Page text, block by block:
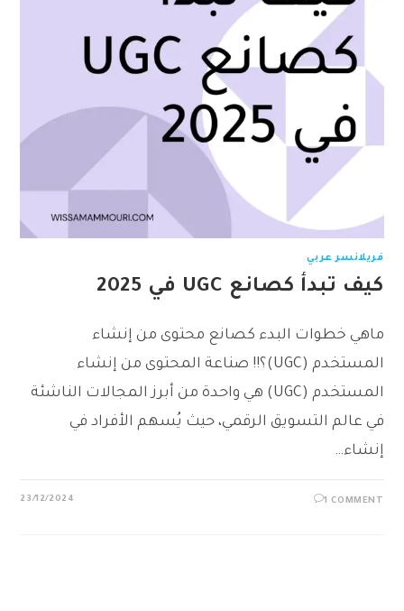
فريلانسر عربي
كيف تبدأ كصانع UGC في 2025
ماهي خطوات البدء كصانع محتوى من إنشاء
المستخدم (UGC)؟!! صناعة المحتوى من إنشاء
المستخدم (UGC) هي واحدة من أبرز المجالات الناشئة
في عالم التسويق الرقمي، حيث يُسهم الأفراد في
إنشاء…
1 COMMENT
23/12/2024